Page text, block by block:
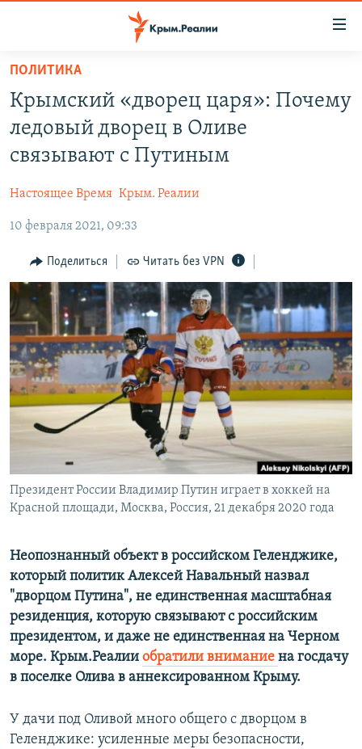
Вернуться
основному
содержанию
главной
Вернутся
поиску
СПЕЦПРОЕКТЫ
11 ЛЕТ ОККУПАЦИИ КРЫМА. 11 ИСТОРИЙ СОПРОТИВЛЕНИЯ
ЕЩЕ
ИНТЕРАКТИВ
ИНФОГРАФИКА
ТЕЛЕПРОЕКТ КРЫМ.РЕАЛИИ
СОВЕТЫ ПРАВОЗАЩИТНИКОВ
ПРОПАВШИЕ БЕЗ ВЕСТИ
ПОБЕДИТЕЛЕЙ НЕ СУДЯТ?
КРЫМ.НЕПОКОРЕННЫЙ
ELIFBE
УКРАИНСКАЯ ПРОБЛЕМА КРЫМА
РАДІО СВОБОДА
КАК ОБОЙТИ БЛОКИРОВКУ
Українською
Qırımtatar
ПРИСОЕДИНЯЙТЕСЬ!
Все сайты RFE/RL
ПОЛИТИКА
Крымский «дворец царя»: Почему
ледовый дворец в Оливе
связывают с Путиным
Настоящее Время Крым. Реалии
10 февраля 2021, 09:33
Поделиться Читать без VPN
Президент России Владимир Путин играет в хоккей на
Красной площади, Москва, Россия, 21 декабря 2020 года
Неопознанный объект в российском Геленджике,
который политик Алексей Навальный назвал
"дворцом Путина", не единственная масштабная
резиденция, которую связывают с российским
президентом, и даже не единственная на Черном
море. Крым.Реалии обратили внимание на госдачу
в поселке Олива в аннексированном Крыму.
У дачи под Оливой много общего с дворцом в
Геленджике: усиленные меры безопасности,